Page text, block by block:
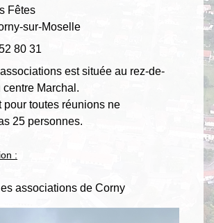
Fêtes
sur-Moselle
80 31
est située au rez-de-
Marchal.
pour toutes réunions ne
25 personnes.
:
associations de Corny